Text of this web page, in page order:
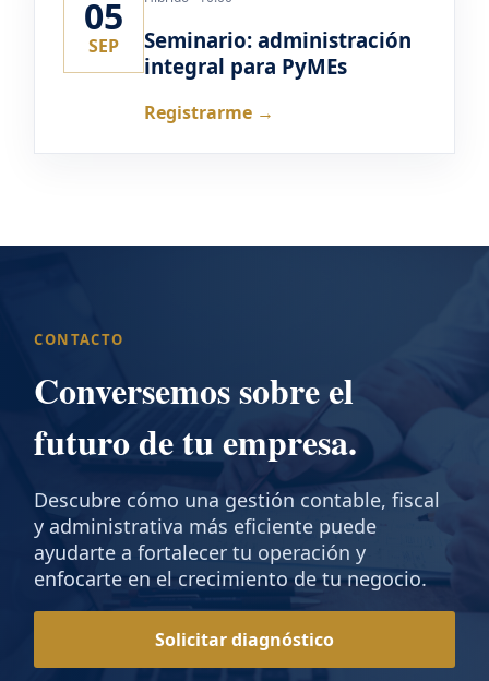
05
SEP
Seminario: administración
integral para PyMEs
Registrarme →
CONTACTO
Conversemos sobre el
futuro de tu empresa.
Descubre cómo una gestión contable, fiscal
y administrativa más eficiente puede
ayudarte a fortalecer tu operación y
enfocarte en el crecimiento de tu negocio.
Solicitar diagnóstico